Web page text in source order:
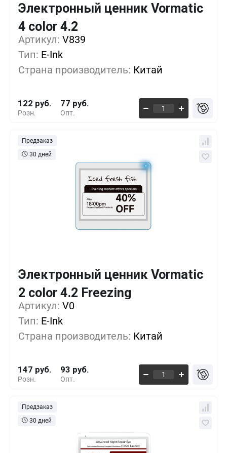
Электронный ценник Vormatic
4 color 4.2
Артикул: V839
Тип: E-Ink
Страна производитель: Китай
Розн.
122 руб.
Опт.
77 руб.
1+ 0%
500+
1000+ -30%
Предзаказ
30 дней
Электронный ценник Vormatic
2 color 4.2 Freezing
Артикул: V0
Тип: E-Ink
Страна производитель: Китай
Розн.
147 руб.
Опт.
93 руб.
1+
500+
1000+ -30%
Предзаказ
30 дней